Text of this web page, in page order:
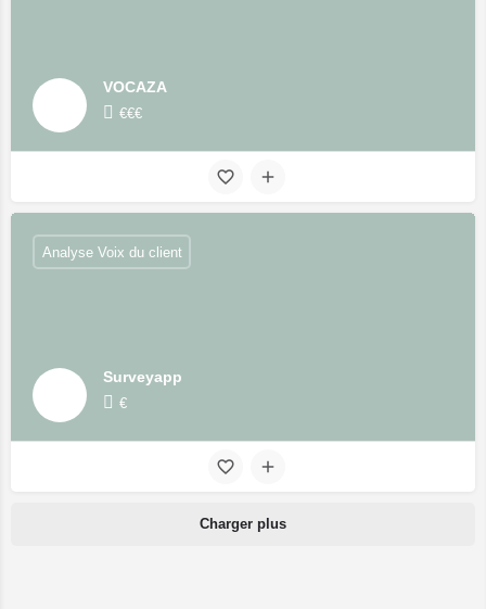
VOCAZA
€€€
Surveyapp
€
Analyse Voix du client
Charger plus